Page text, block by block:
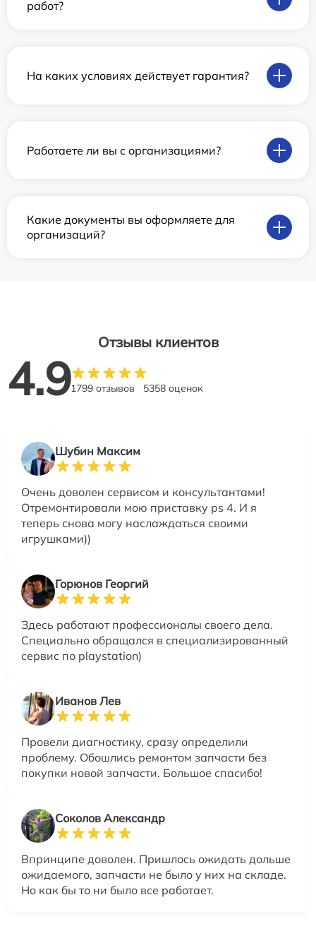
работ?
На каких условиях действует гарантия?
Работаете ли вы с организациями?
Какие документы вы оформляете для
организаций?
Отзывы клиентов
4.91799 отзывов 5358 оценок
Шубин Максим
Очень доволен сервисом и консультантами!
Отремонтировали мою приставку ps 4. И я
теперь снова могу наслаждаться своими
игрушками))
Горюнов Георгий
Здесь работают профессионалы своего дела.
Специально обращался в специализированный
сервис по playstation)
Иванов Лев
Провели диагностику, сразу определили
проблему. Обошлись ремонтом запчасти без
покупки новой запчасти. Большое спасибо!
Соколов Александр
Впринципе доволен. Пришлось ожидать дольше
ожидаемого, запчасти не было у них на складе.
Но как бы то ни было все работает.